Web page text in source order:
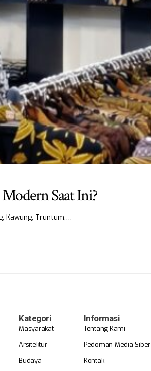
Saat Ini?
Kawung, Truntum,…
Kategori
Masyarakat
Arsitektur
Budaya
Informasi
Tentang Kami
Pedoman Media Siber
Kontak